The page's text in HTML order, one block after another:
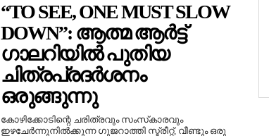
“TO SEE, ONE MUST SLOW
DOWN”: ആത്മ ആർട്ട്
ഗാലറിയിൽ പുതിയ
ചിത്രപ്രദർശനം
ഒരുങ്ങുന്നു
കോഴിക്കോടിന്റെ ചരിത്രവും സംസ്‌കാരവും
ഇഴചേർന്നുനിൽക്കുന്ന ഗുജറാത്തി സ്ട്രീറ്റ്, വീണ്ടും ഒരു